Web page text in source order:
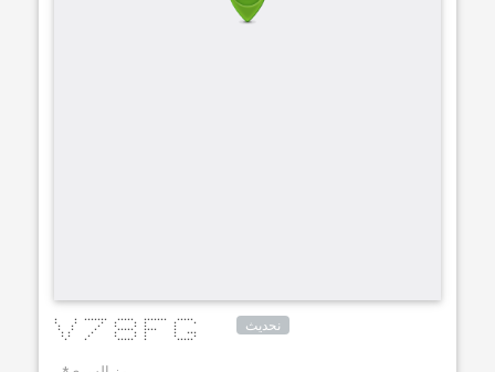
* * ******* ***** ******* *****
* * * * * * * *
* * * * * * *
* * * ***** **** *
* * * * * * * ***
* * * * * * * *
* * ***** * *****
نحديث